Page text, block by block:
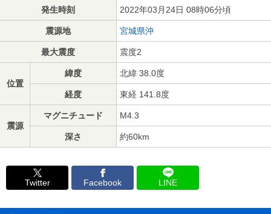
発生時刻 2022年03月24日 08時06分頃
震源地 宮城県沖
最大震度 震度2
位置
緯度 北緯 38.0度
経度 東経 141.8度
震源
マグニチュード M4.3
深さ 約60km
Twitter Facebook LINE